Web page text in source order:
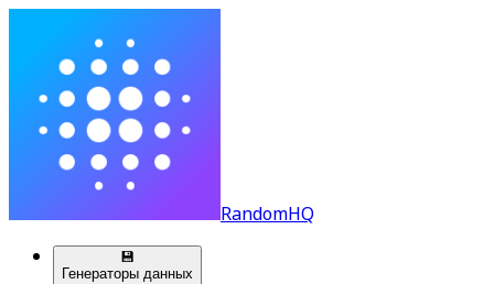
RandomHQ
💾
Генераторы данных